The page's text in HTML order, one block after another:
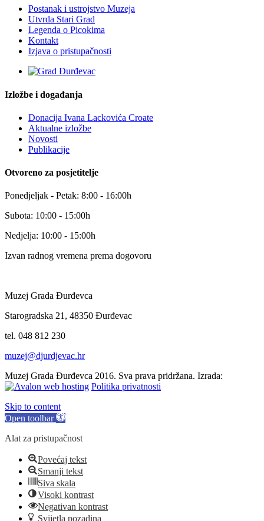
Postanak i ustrojstvo Muzeja
Utvrda Stari Grad
Legenda o Picokima
Kontakt
Izjava o pristupačnosti
Izložbe i događanja
Donacija Ivana Lackovića Croate
Aktualne izložbe
Novosti
Publikacije
Otvoreno za posjetitelje
Ponedjeljak - Petak: 8:00 - 16:00h
Subota: 10:00 - 15:00h
Nedjelja: 10:00 - 15:00h
Izvan radnog vremena prema dogovoru
Muzej Grada Đurđevca
Starogradska 21, 48350 Đurđevac
tel. 048 812 230
muzej@djurdjevac.hr
Muzej Grada Đurđevca 2016. Sva prava pridržana. Izrada:
Politika privatnosti
Skip to content
Open toolbar
Alat za pristupačnost
Povećaj tekst
Smanji tekst
Siva skala
Visoki kontrast
Negativan kontrast
Svijetla pozadina